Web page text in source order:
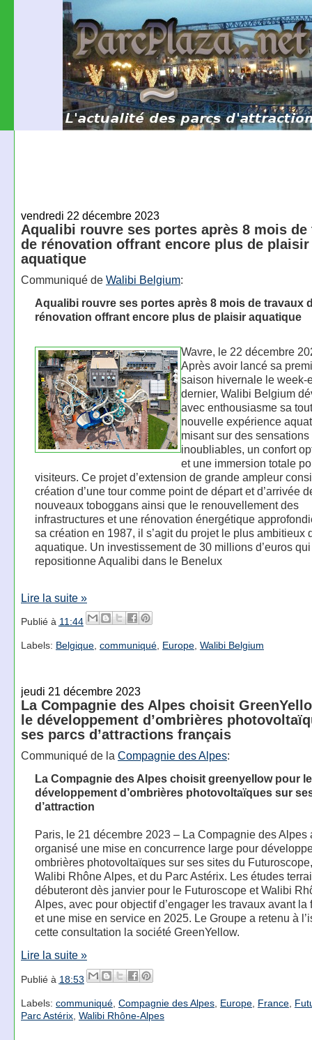
vendredi 22 décembre 2023
Aqualibi rouvre ses portes après 8 mois de
de rénovation offrant encore plus de plaisir
aquatique
Communiqué de Walibi Belgium:
Aqualibi rouvre ses portes après 8 mois de travaux
rénovation offrant encore plus de plaisir aquatique
Wavre, le 22 décembre
Après avoir lancé sa
saison hivernale le week-
dernier, Walibi Belgium
avec enthousiasme sa
nouvelle expérience
misant sur des sensations
inoubliables, un confort
et une immersion totale
visiteurs. Ce projet d’extension de grande ampleur
création d’une tour comme point de départ et d’arrivée
nouveaux toboggans ainsi que le renouvellement des
infrastructures et une rénovation énergétique
sa création en 1987, il s’agit du projet le plus ambitieux
aquatique. Un investissement de 30 millions d’euros qui
repositionne Aqualibi dans le Benelux
Lire la suite »
Publié à 11:44
Labels: Belgique, communiqué, Europe, Walibi Belgium
jeudi 21 décembre 2023
La Compagnie des Alpes choisit
le développement d’ombrières
ses parcs d’attractions français
Communiqué de la Compagnie des Alpes:
La Compagnie des Alpes choisit greenyellow pour le
développement d’ombrières photovoltaïques sur
d’attraction
Paris, le 21 décembre 2023 – La Compagnie des Alpes
organisé une mise en concurrence large pour
ombrières photovoltaïques sur ses sites du
Walibi Rhône Alpes, et du Parc Astérix. Les études
débuteront dès janvier pour le Futuroscope et Walibi
Alpes, avec pour objectif d’engager les travaux avant la
et une mise en service en 2025. Le Groupe a retenu à
cette consultation la société GreenYellow.
Lire la suite »
Publié à 18:53
Labels: communiqué, Compagnie des Alpes, Europe, France,
Parc Astérix, Walibi Rhône-Alpes